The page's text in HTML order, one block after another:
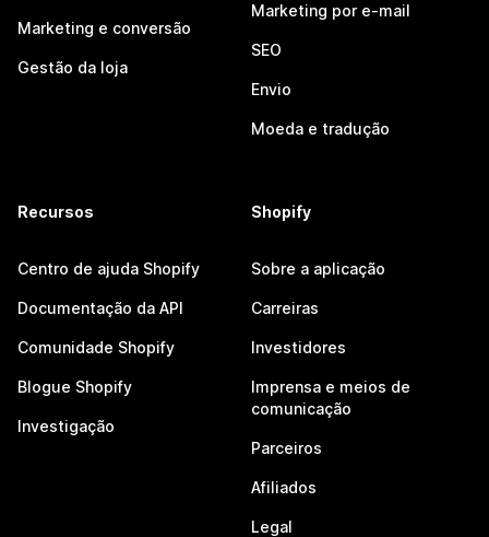
Marketing e conversão
Gestão da loja
Marketing por e-mail
SEO
Envio
Moeda e tradução
Recursos
Centro de ajuda Shopify
Documentação da API
Comunidade Shopify
Blogue Shopify
Investigação
Shopify
Sobre a aplicação
Carreiras
Investidores
Imprensa e meios de
comunicação
Parceiros
Afiliados
Legal